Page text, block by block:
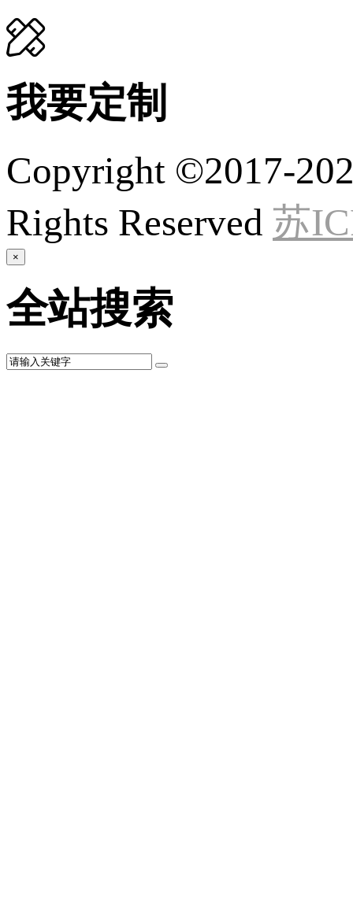
我要定制
Copyright ©2017-
Rights Reserved 苏
×
全站搜索